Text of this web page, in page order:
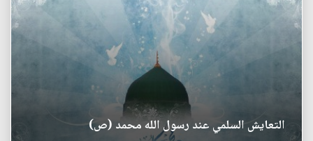
التعايش السلمي عند رسول الله محمد (ص)